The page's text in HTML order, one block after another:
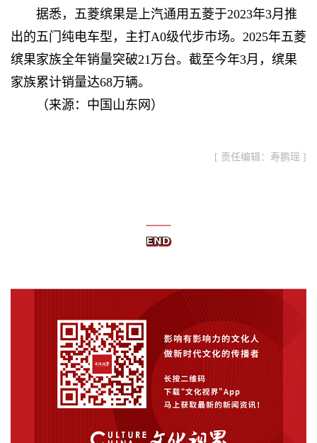
据悉，五菱缤果是‌上汽通用五菱于2023年3月推
出的‌五门纯电车型，主打A0级代步市场。2025年五菱
缤果家族全年销量突破21万台。截至今年3月，缤果
家族累计销量达68万辆。
（来源：中国山东网）
[ 责任编辑：寿鹏瑶 ]